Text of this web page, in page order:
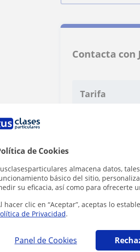
de Cookies
almacena datos,
básico del sitio,
su eficacia, así como para ofrecerte
hacer clic en “Aceptar”, aceptas lo
de Privacidad.
Panel de Cookies
Contacta con
Tarifa